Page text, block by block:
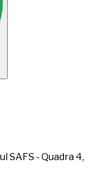
SAFS - Quadra 4,